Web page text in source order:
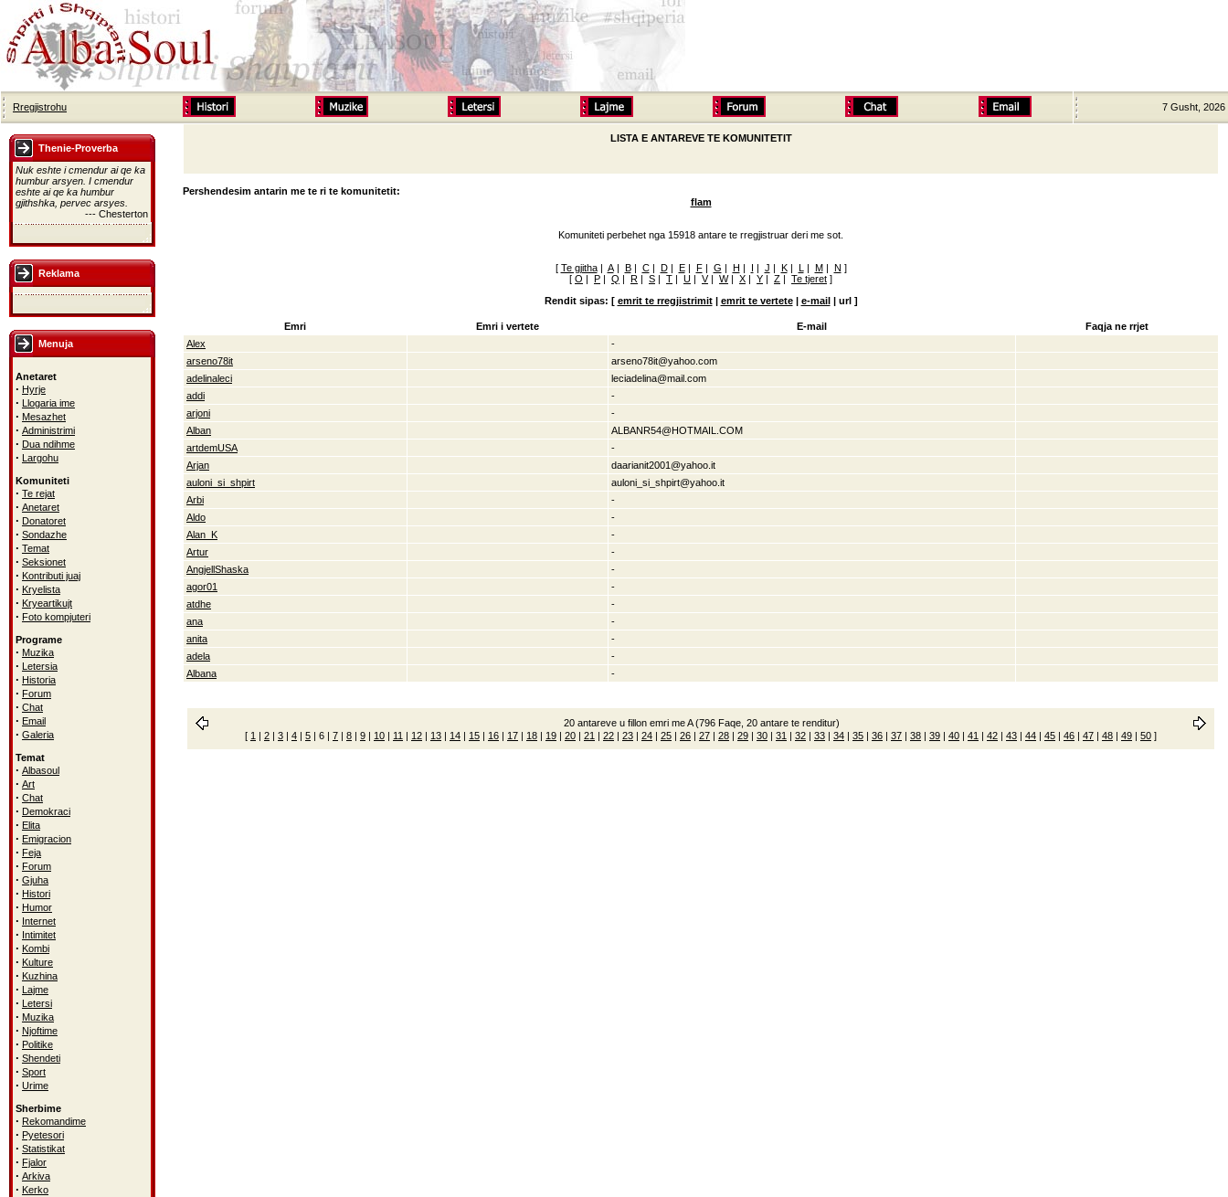
Rregjistrohu 7 Gusht, 2026
Thenie-Proverba
Nuk eshte i cmendur ai qe ka
humbur arsyen. I cmendur
eshte ai qe ka humbur
gjithshka, pervec arsyes.
--- Chesterton
Reklama
Menuja
Anetaret
· Hyrje
· Llogaria ime
· Mesazhet
· Administrimi
· Dua ndihme
· Largohu
Komuniteti
· Te rejat
· Anetaret
· Donatoret
· Sondazhe
· Temat
· Seksionet
· Kontributi juaj
· Kryelista
· Kryeartikujt
· Foto kompjuteri
Programe
· Muzika
· Letersia
· Historia
· Forum
· Chat
· Email
· Galeria
Temat
· Albasoul
· Art
· Chat
· Demokraci
· Elita
· Emigracion
· Feja
· Forum
· Gjuha
· Histori
· Humor
· Internet
· Intimitet
· Kombi
· Kulture
· Kuzhina
· Lajme
· Letersi
· Muzika
· Njoftime
· Politike
· Shendeti
· Sport
· Urime
Sherbime
· Rekomandime
· Pyetesori
· Statistikat
· Fjalor
· Arkiva
· Kerko
LISTA E ANTAREVE TE KOMUNITETIT
Pershendesim antarin me te ri te komunitetit:
flam
Komuniteti perbehet nga 15918 antare te rregjistruar deri me sot.
[ Te gjitha| A| B| C| D| E| F| G | H | I | J | K| L | M| N ]
[ O | P | Q | R | S | T | U | V| W| X | Y | Z | Te tjeret ]
Rendit sipas: [ emrit te rregjistrimit| emrit te vertete| e-mail| url ]
Emri Emri i vertete E-mail
Faqja ne rrjet
Alex
-
arseno78it
arseno78it@yahoo.com
adelinaleci
leciadelina@mail.com
addi
-
arjoni
-
Alban
ALBANR54@HOTMAIL.COM
artdemUSA
-
Arjan
daarianit2001@yahoo.it
auloni_si_shpirt
auloni_si_shpirt@yahoo.it
Arbi
-
Aldo
-
Alan_K
-
Artur
-
AngjellShaska
-
agor01
-
atdhe
-
ana
-
anita
-
adela
-
Albana
-
20 antareve u fillon emri me A (796 Faqe, 20 antare te renditur)
[ 1 | 2 | 3 | 4 | 5 | 6 | 7 | 8 | 9 | 10 | 11 | 12 | 13 | 14 | 15 | 16 | 17 | 18 | 19 | 20 | 21 | 22 | 23 | 24 | 25 | 26 | 27 | 28 | 29 | 30 | 31 | 32 | 33 | 34 | 35 | 36 | 37 | 38 | 39 | 40 | 41 | 42 | 43 | 44 | 45 | 46 | 47 | 48 | 49 | 50 ]